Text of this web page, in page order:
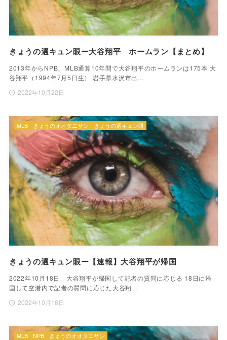
きょうの選キュン眼ー大谷翔平 ホームラン【まとめ】
2013年からNPB、MLB通算10年間で大谷翔平のホームランは175本 大
谷翔平（1994年7月5日生） 岩手県水沢市出…
2022年10月22日
きょうの選キュン眼ー【速報】大谷翔平が帰国
2022年10月18日 大谷翔平が帰国して記者の質問に応じる 18日に帰
国して空港内で記者の質問に応じた大谷翔…
2022年10月18日
MLB きょうのオオタニサン きょうの選キュン眼
MLB NPB きょうのオオタニサン